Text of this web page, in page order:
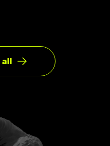
มาดูตัวอย่างกันเลยดีกว่า
type ธรรมดา สามารถเขียน
all